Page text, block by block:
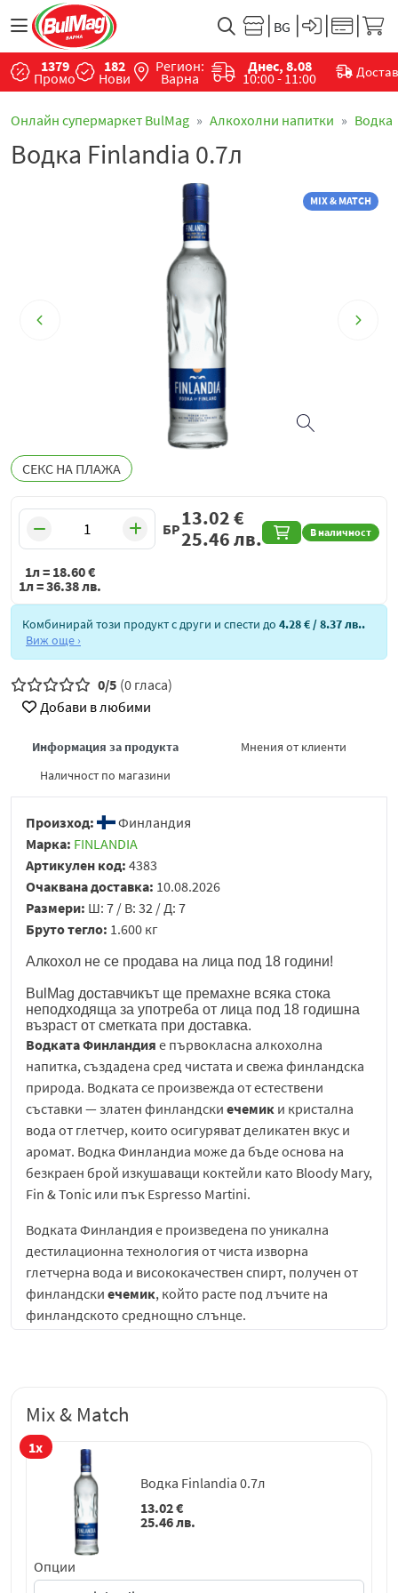
1379
Промо
182
Нови
Регион:
Варна
Днес, 8.08
10:00 - 11:00
Онлайн супермаркет BulMag Алкохолни напитки Водка
Водка Finlandia 0.7л
MIX & MATCH
СЕКС НА ПЛАЖА
БР В наличност
13.02€
25.46лв.
1л = 18.60€
1л =36.38лв.
Комбинирай този продукт с други и спести до 4.28 €/ 8.37 лв..
Виж още ›
0/5 (0 гласа)
Добави в любими
Информация за продукта
Мнения от клиенти
Наличност по магазини
Произход:
Финландия
Марка: FINLANDIA
Артикулен код: 4383
Очаквана доставка: 10.08.2026
Размери: Ш: 7 / В: 32 / Д: 7
Бруто тегло: 1.600 кг
Алкохол не се продава на лица под 18 години!
BulMag доставчикът ще премахне всяка стока
неподходяща за употреба от лица под 18 годишна
възраст от сметката при доставка.
Водката Финландия е първокласна алкохолна
напитка, създадена сред чистата и свежа финландска
природа. Водката се произвежда от естествени
съставки — златен финландски ечемик и кристална
вода от глетчер, които осигуряват деликатен вкус и
аромат. Водка Финландиа може да бъде основа на
безкраен брой изкушаващи коктейли като Bloody Mary,
Fin & Tonic или пък Espresso Martini.
Водката Финландия е произведена по уникална
дестилационна технология от чиста изворна
глетчерна вода и висококачествен спирт, получен от
финландски ечемик, който расте под лъчите на
финландското среднощно слънце.
Произведена във Финландия – страна, известна със
своите девствени природни ресурси, кристално чиста
вода и безупречни производствени практики – тази
водка въплъщава философията на северния
минимализъм и безкомпромисното качество.
Създадена от 100% финландски шестредов
култура, която расте под арктичното слънце и
придава мек и отличителен характер на напитката –
Mix & Match
1x
Водка Finlandia 0.7л
13.02€
25.46лв.
Опции